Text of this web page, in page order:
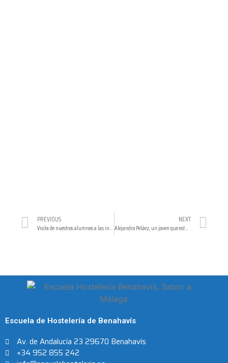
PREVIOUS
Visita de nuestros alumnos a las instalaciones de Román y Martos
NEXT
Alejandro Peláez, un joven que estudia en la escuela de Hostelería de Benahavís, se hace con una beca del prestigioso Le Cordon Bleu
Escuela de Hostelería de Benahavís
Av. de Andalucía 23 29670 Benahavís
+34 952 855 242